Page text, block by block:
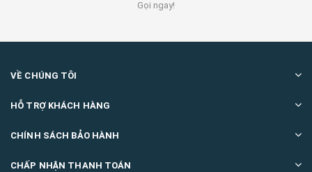
Gọi ngay!
VỀ CHÚNG TÔI
HỖ TRỢ KHÁCH HÀNG
CHÍNH SÁCH BẢO HÀNH
CHẤP NHẬN THANH TOÁN